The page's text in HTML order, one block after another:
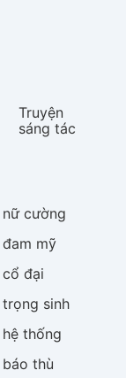
Truyện
sáng tác
nữ cường
đam mỹ
cổ đại
trọng sinh
hệ thống
báo thù